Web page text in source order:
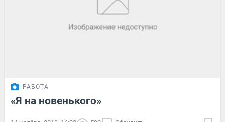
РАБОТА
«Я на новенького»